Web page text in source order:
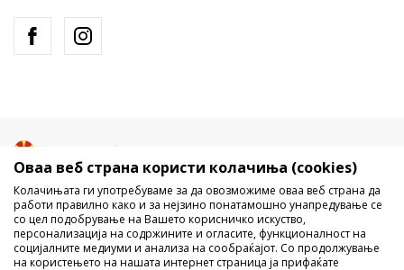
Оваа веб страна користи колачиња (cookies)
Колачињата ги употребуваме за да овозможиме оваа веб страна да
работи правилно како и за нејзино понатамошно унапредување се
со цел подобрување на Вашето корисничко искуство,
персонализација на содржините и огласите, функционалност на
социјалните медиуми и анализа на сообраќајот. Со продолжување
на користењето на нашата интернет страница ја прифаќате